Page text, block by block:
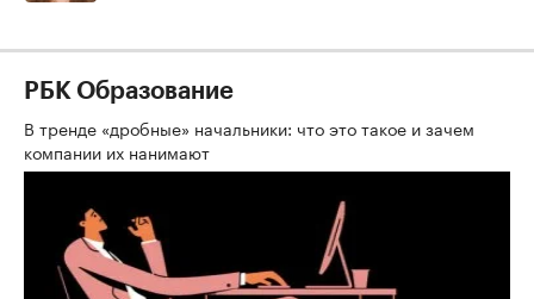
РБК Образование
В тренде «дробные» начальники: что это такое и зачем
компании их нанимают